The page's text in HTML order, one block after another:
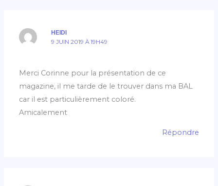
HEIDI
9 JUIN 2019 À 19H49
Merci Corinne pour la présentation de ce
magazine, il me tarde de le trouver dans ma BAL
car il est particulièrement coloré.
Amicalement
Répondre